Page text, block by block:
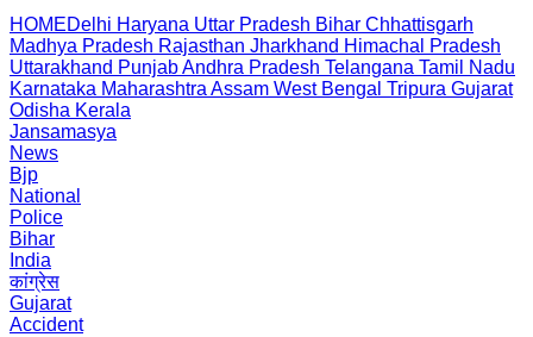
HOMEDelhi Haryana Uttar Pradesh Bihar Chhattisgarh
Madhya Pradesh Rajasthan Jharkhand Himachal Pradesh
Uttarakhand PunjabAndhra Pradesh Telangana Tamil Nadu
Karnataka Maharashtra Assam West Bengal Tripura Gujarat
Odisha Kerala
Jansamasya
News
Bjp
National
Police
Bihar
India
कांग्रेस
Gujarat
Accident